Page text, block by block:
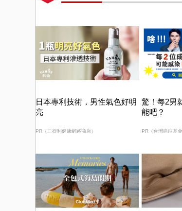
日本專利技術，男性氣色好明
亮
PR（三得利健康網路商店）
驚！每2男
能吧？
PR（台灣癌症基金